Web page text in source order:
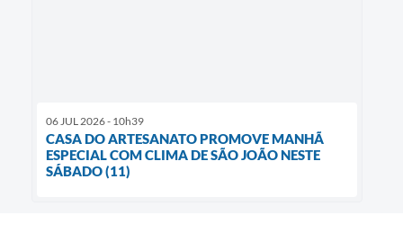
06 JUL 2026 - 10h39
CASA DO ARTESANATO PROMOVE MANHÃ
ESPECIAL COM CLIMA DE SÃO JOÃO NESTE
SÁBADO (11)